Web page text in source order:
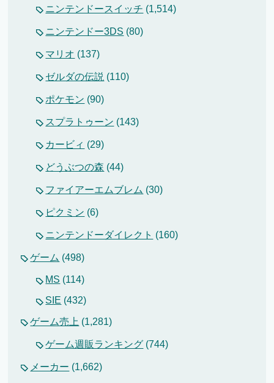
ニンテンドースイッチ (1,514)
ニンテンドー3DS (80)
マリオ (137)
ゼルダの伝説 (110)
ポケモン (90)
スプラトゥーン (143)
カービィ (29)
どうぶつの森 (44)
ファイアーエムブレム (30)
ピクミン (6)
ニンテンドーダイレクト (160)
ゲーム (498)
MS (114)
SIE (432)
ゲーム売上 (1,281)
ゲーム週販ランキング (744)
メーカー (1,662)